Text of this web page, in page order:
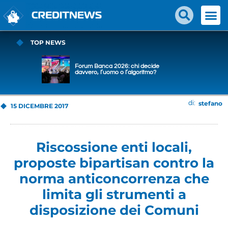
TOP NEWS
Forum Banca 2026: chi decide
davvero, l’uomo o l’algoritmo?
15 DICEMBRE 2017 di: stefano
Riscossione enti locali,
proposte bipartisan contro la
norma anticoncorrenza che
limita gli strumenti a
disposizione dei Comuni